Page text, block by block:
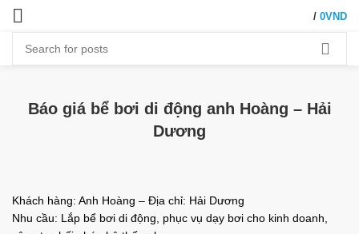
/ 0VND
Báo giá bể bơi di động anh Hoàng – Hải
Dương
Khách hàng: Anh Hoàng – Địa chỉ: Hải Dương
Nhu cầu: Lắp bể bơi di động, phục vụ dạy bơi cho kinh doanh,